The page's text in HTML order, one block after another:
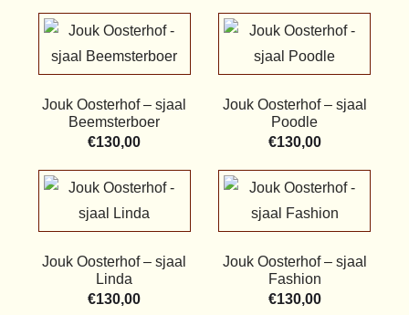
Jouk Oosterhof – sjaal
Beemsterboer
€130,00
Jouk Oosterhof – sjaal
Poodle
€130,00
Jouk Oosterhof – sjaal
Linda
€130,00
Jouk Oosterhof – sjaal
Fashion
€130,00